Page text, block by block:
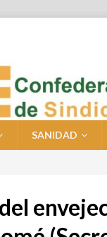
SANIDAD